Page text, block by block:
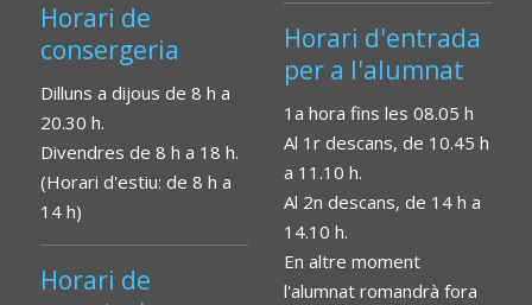
Horari de
consergeria
Dilluns a dijous de 8 h a
20.30 h.
Divendres de 8 h a 18 h.
(Horari d'estiu: de 8 h a
14 h)
Horari de
Horari d'entrada
per a l'alumnat
1a hora fins les 08.05 h
Al 1r descans, de 10.45 h
a 11.10 h.
Al 2n descans, de 14 h a
14.10 h.
En altre moment
l'alumnat romandrà fora